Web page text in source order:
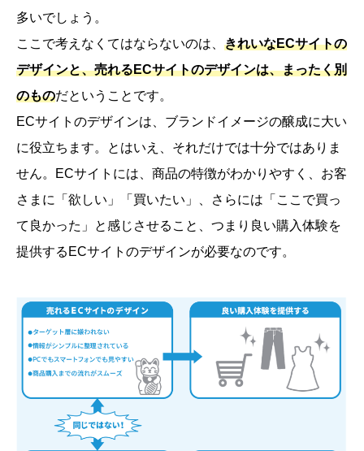
多いでしょう。
ここで考えなくてはならないのは、 きれいなECサイトの
デザインと、売れるECサイトのデザインは、まったく別
のものだということです。
ECサイトのデザインは、ブランドイメージの醸成に大い
に役立ちます。とはいえ、それだけでは十分ではありま
せん。ECサイトには、商品の特徴がわかりやすく、お客
さまに「欲しい」「買いたい」、さらには「ここで買っ
て良かった」と感じさせること、つまり良い購入体験を
提供するECサイトのデザインが必要なのです。